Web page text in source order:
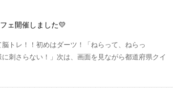
ェ開催しました💛
トレ！！初めはダーツ！「ねらって、ねらっ
刺さらない！」次は、画面を見ながら都道府県クイ